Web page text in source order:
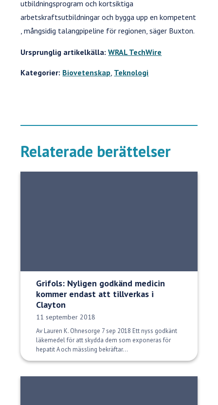
utbildningsprogram och kortsiktiga
arbetskraftsutbildningar och bygga upp en kompetent
, mångsidig talangpipeline för regionen, säger Buxton.
Ursprunglig artikelkälla:WRAL TechWire
Kategorier: Biovetenskap Teknologi
Relaterade berättelser
Grifols: Nyligen godkänd medicin
kommer endast att tillverkas i
Clayton
Publiceringsdatum:
11 september 2018
Av Lauren K. Ohnesorge 7 sep 2018 Ett nyss godkänt
läkemedel för att skydda dem som exponeras för
hepatit A och mässling bekräftar...